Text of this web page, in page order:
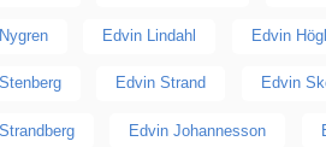
Edvin Lindahl Edvin
Edvin Strand Edvin
Edvin Johannesson